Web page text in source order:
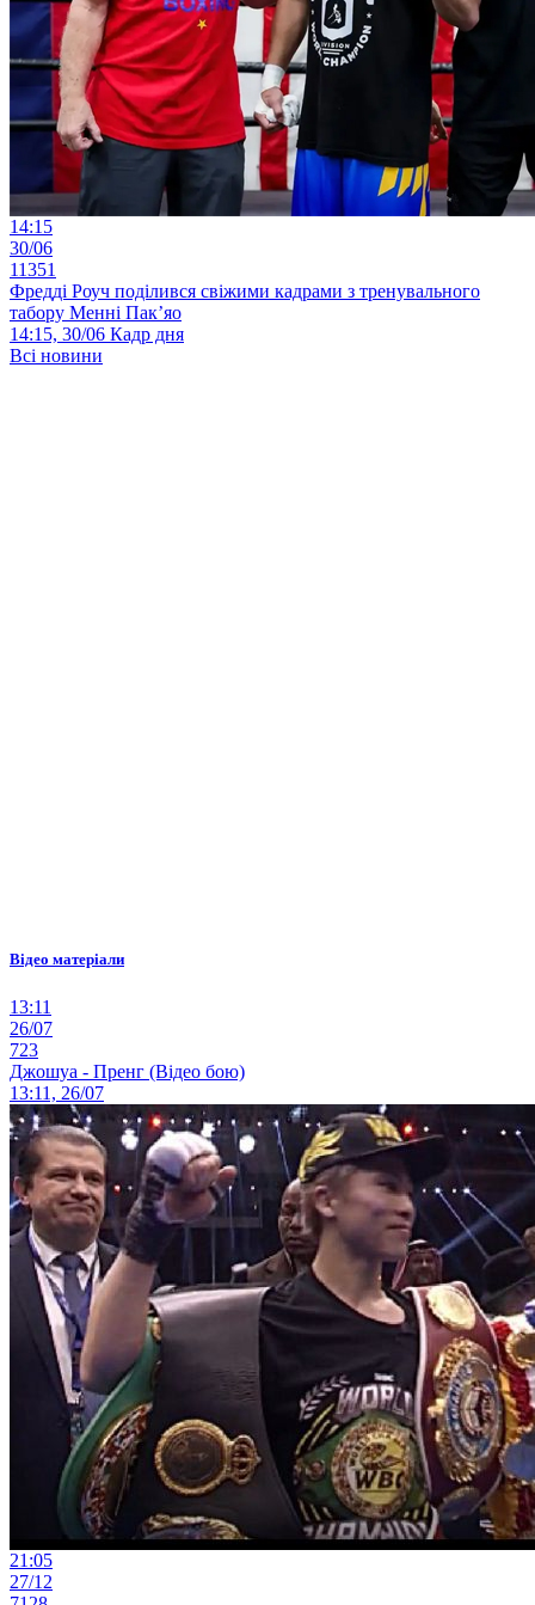
14:15
30/06
11351
Фредді Роуч поділився свіжими кадрами з тренувального
табору Менні Пак’яо
14:15, 30/06 Кадр дня
Всі новини
Відео матеріали
13:11
26/07
723
Джошуа - Пренг (Відео бою)
13:11, 26/07
21:05
27/12